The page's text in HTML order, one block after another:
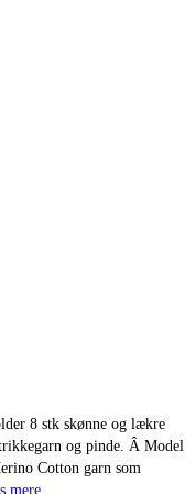
8 stk skønne og lækre
og pinde. Â Model
Cotton garn som
mere